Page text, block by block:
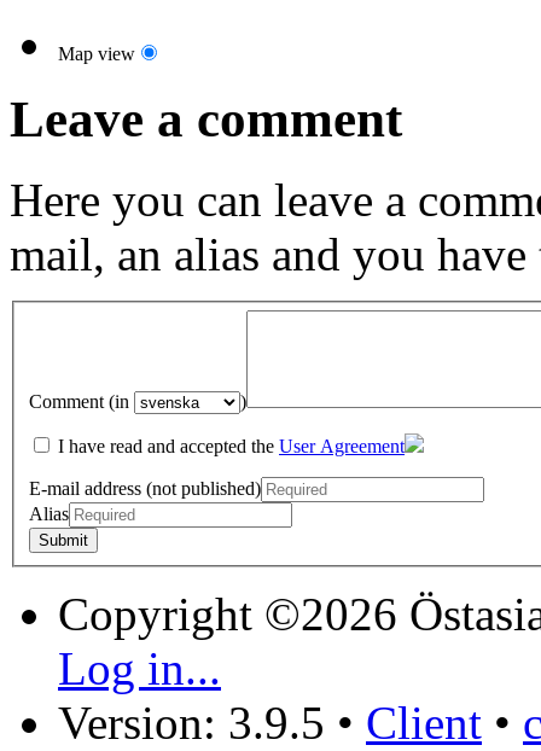
Map view
Leave a comment
Here you can leave a
mail, an alias and you
Comment (in )
I have read and accepted the User Agreement
E-mail address (not published)
Alias
Copyright ©2026
Log in...
Version: 3.9.5 • Client •